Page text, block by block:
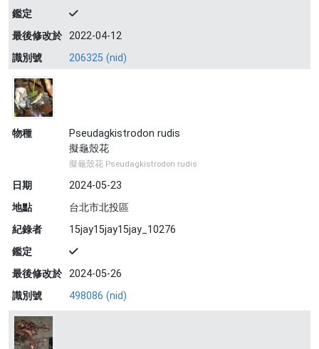
鑑定
最後修改於 2022-04-12
識別號
206325 (nid)
物種
Pseudagkistrodon rudis
擬龜殼花
擬龜殼花 Pseudagkistrodon rudis
日期
2024-05-23
地點
台北市北投區
紀錄者
15jay15jay15jay_10276
鑑定
最後修改於 2024-05-26
識別號
498086 (nid)